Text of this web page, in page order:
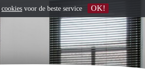
cookies voor de beste service OK!